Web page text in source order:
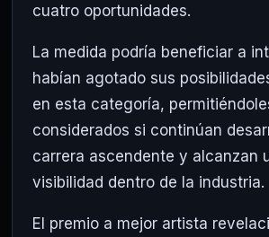
cuatro oportunidades.
La medida podría beneficiar a
habían agotado sus
en esta categoría,
considerados si continúan
carrera ascendente y alcanzan
visibilidad dentro de la industria.
El premio a mejor artista